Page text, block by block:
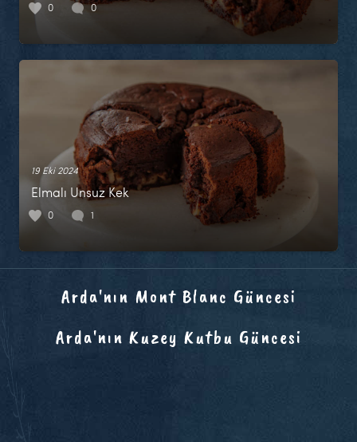
0 0
19 Eki 2024
Elmalı Unsuz Kek
0 1
Arda'nın Mont Blanc Güncesi
Arda'nın Kuzey Kutbu Güncesi